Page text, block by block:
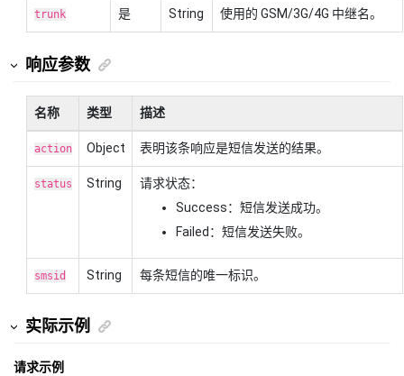
trunk 是 String 使用的 GSM/3G/4G 中继名。
响应参数
名称 类型 描述
action Object 表明该条响应是短信发送的结果。
status String
请求状态：
Success：短信发送成功。
Failed：短信发送失败。
smsid String 每条短信的唯一标识。
实际示例
请求示例